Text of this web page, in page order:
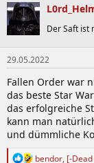
k
t
i
o
n
e
n
:
Der Saft ist
29.05.2022
Fallen Order war
das beste Star
das erfolgreiche
kann man
und dümmliche
R
bendor, [-